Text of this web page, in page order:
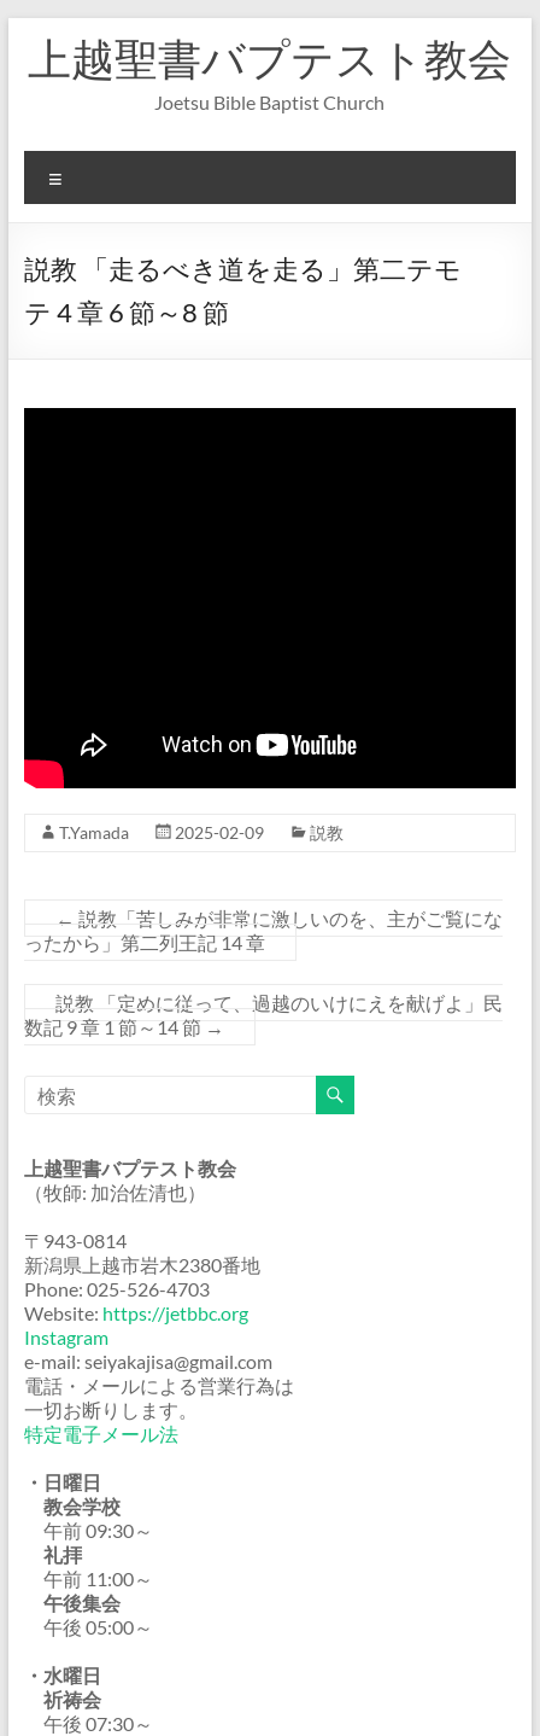
へ
上越聖書バプテスト教会
Joetsu Bible Baptist Church
ニ
ー
説教 「走るべき道を走る」第二テモ
テ 4 章 6 節～8 節
T.Yamada 2025-02-09 説教
← 説教「苦しみが非常に激しいのを、主がご覧にな
ったから」第二列王記 14 章
説教 「定めに従って、過越のいけにえを献げよ」民
数記 9 章 1 節～14 節 →
上越聖書バプテスト教会
（牧師: 加治佐清也）
〒943-0814
新潟県上越市岩木2380番地
Phone: 025-526-4703
Website: https://jetbbc.org
Instagram
e-mail: seiyakajisa@gmail.com
電話・メールによる営業行為は
一切お断りします。
特定電子メール法
・日曜日
教会学校
午前 09:30～
礼拝
午前 11:00～
午後集会
午後 05:00～
・水曜日
祈祷会
午後 07:30～